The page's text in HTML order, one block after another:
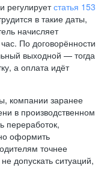
регулируетстатья 153
в такие даты,
начисляет
По договорённости
выходной — тогда
а оплата идёт
компании заранее
в производственном
переработок,
оформить
точнее
допускать ситуаций,